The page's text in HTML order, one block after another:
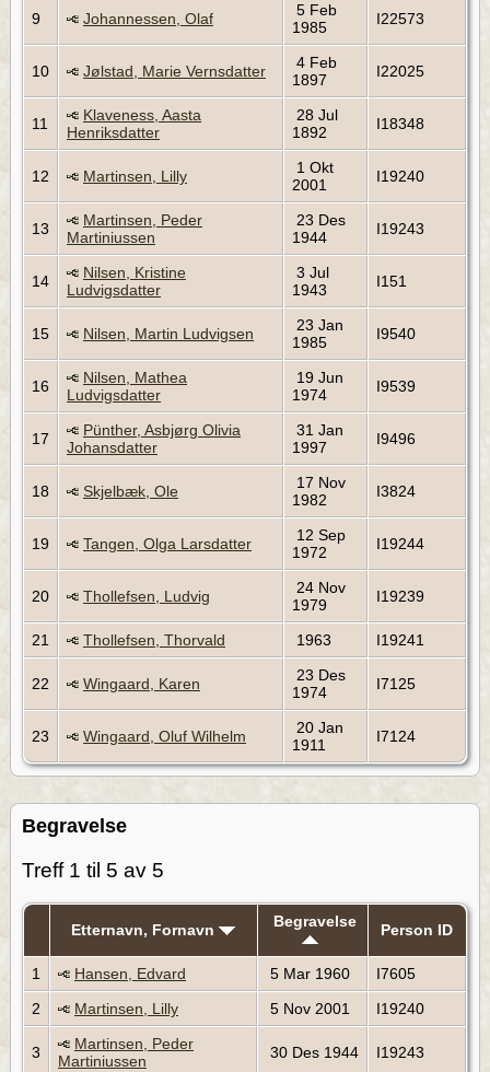
9 Johannessen, Olaf
5 Feb
1985
I22573
10 Jølstad, Marie Vernsdatter
4 Feb
1897
I22025
11
Klaveness, Aasta
Henriksdatter
28 Jul
1892
I18348
12 Martinsen, Lilly
1 Okt
2001
I19240
13
Martinsen, Peder
Martiniussen
23 Des
1944
I19243
14
Nilsen, Kristine
Ludvigsdatter
3 Jul
1943
I151
15 Nilsen, Martin Ludvigsen
23 Jan
1985
I9540
16
Nilsen, Mathea
Ludvigsdatter
19 Jun
1974
I9539
17
Pünther, Asbjørg Olivia
Johansdatter
31 Jan
1997
I9496
18 Skjelbæk, Ole
17 Nov
1982
I3824
19 Tangen, Olga Larsdatter
12 Sep
1972
I19244
20 Thollefsen, Ludvig
24 Nov
1979
I19239
21 Thollefsen, Thorvald 1963 I19241
22 Wingaard, Karen
23 Des
1974
I7125
23 Wingaard, Oluf Wilhelm
20 Jan
1911
I7124
Begravelse
Treff 1 til 5 av 5
Etternavn, Fornavn Begravelse Person ID
1 Hansen, Edvard 5 Mar 1960
I7605
2
Martinsen, Lilly 5 Nov 2001 I19240
3
Martinsen, Peder
Martiniussen
30 Des 1944 I19243